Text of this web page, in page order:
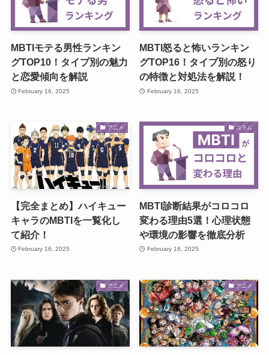
MBTIモテる男性ランキン
グTOP10！タイプ別の魅力
と恋愛傾向を解説
February 16, 2025
MBTI怒ると怖いランキン
グTOP16！タイプ別の怒り
の特徴と対処法を解説！
February 16, 2025
アニメ
【完全まとめ】ハイキュー
キャラのMBTIを一覧化し
て紹介！
February 16, 2025
コラム
MBTI診断結果がコロコロ
変わる理由5選！心理状態
や環境の影響を徹底分析
February 16, 2025
アニメ アニメ